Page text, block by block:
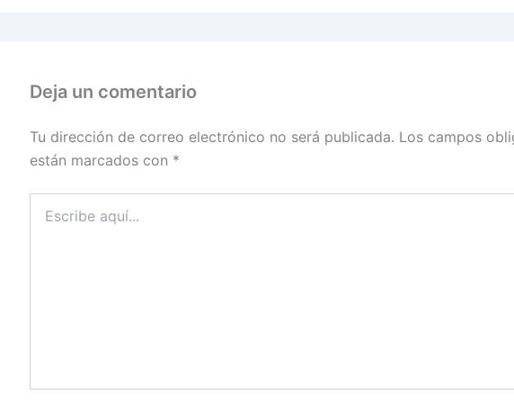
Deja un comentario
Tu dirección de correo electrónico no será publicada. Los campos
están marcados con *
aquí...